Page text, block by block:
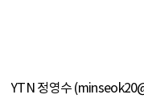
YTN 정영수